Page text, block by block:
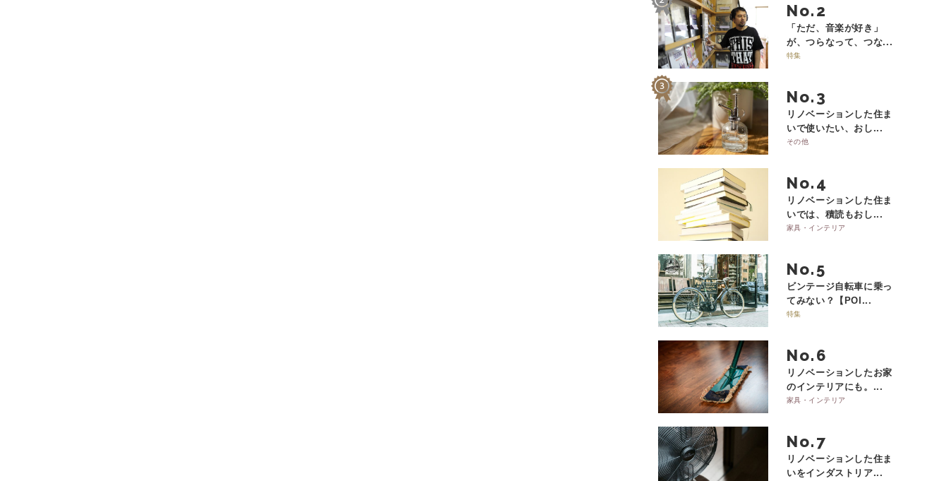
No.
「ただ、音楽が好き」
が、つらなって、つな...
特集
No.
リノベーションした住ま
いで使いたい、おし...
その他
No.
リノベーションした住ま
いでは、積読もおし...
家具・インテリア
No.
ビンテージ自転車に乗っ
てみない？【POI...
特集
No.
リノベーションしたお家
のインテリアにも。...
家具・インテリア
No.
リノベーションした住ま
いをインダストリア...